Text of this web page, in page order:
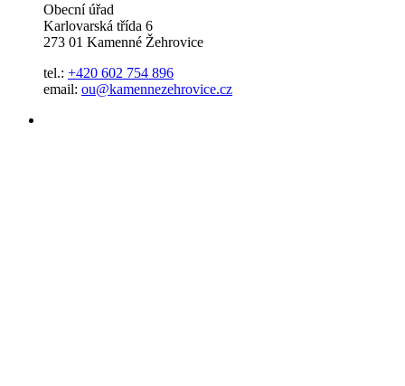
Obecní úřad
Karlovarská třída 6
273 01 Kamenné Žehrovice
tel.: +420 602 754 896
email: ou@kamennezehrovice.cz